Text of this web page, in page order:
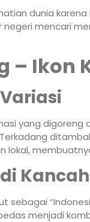
dunia
mencari
– Ikon
yang
lokal,
sebagai
menjadi